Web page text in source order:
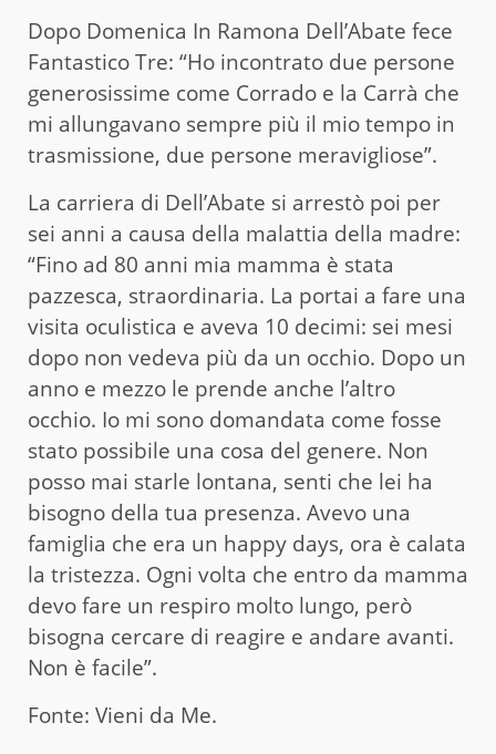
Dopo Domenica In Ramona Dell’Abate fece
Fantastico Tre: “Ho incontrato due persone
generosissime come Corrado e la Carrà che
mi allungavano sempre più il mio tempo in
trasmissione, due persone meravigliose”.
La carriera di Dell’Abate si arrestò poi per
sei anni a causa della malattia della madre:
“Fino ad 80 anni mia mamma è stata
pazzesca, straordinaria. La portai a fare una
visita oculistica e aveva 10 decimi: sei mesi
dopo non vedeva più da un occhio. Dopo un
anno e mezzo le prende anche l’altro
occhio. Io mi sono domandata come fosse
stato possibile una cosa del genere. Non
posso mai starle lontana, senti che lei ha
bisogno della tua presenza. Avevo una
famiglia che era un happy days, ora è calata
la tristezza. Ogni volta che entro da mamma
devo fare un respiro molto lungo, però
bisogna cercare di reagire e andare avanti.
Non è facile”.
Fonte: Vieni da Me.